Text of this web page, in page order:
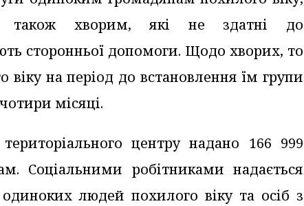
також хворим, які не здатні до
сторонньої допомоги. Щодо хворих, то
віку на період до встановлення їм групи
місяці.
центру надано 166 999
Соціальними робітниками надається
людей похилого віку та осіб з